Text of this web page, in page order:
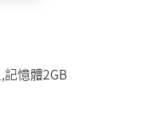
憶體2GB